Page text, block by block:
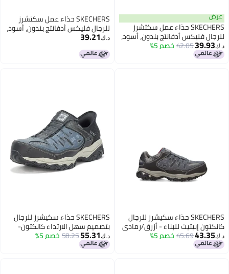
عرض
SKECHERS حذاء عمل سكتشرز
للرجال فليكس أدفانتج بندون، أسود،
11.5
د.ك‏39.93
42.05خصم 5%
SKECHERS حذاء عمل سكتشرز
للرجال فليكس أدفانتج بندون، أسود،
7
د.ك‏39.21
SKECHERS حذاء سكيشرز للرجال
كانكتون إبيتيت للبناء - أزرق/رمادي
د.ك‏43.35
45.69خصم 5%
SKECHERS حذاء سكيشرز للرجال
بتصميم سهل الارتداء كانكتون-
فيسون ST الصناعي، NVGY، 12
أزرق/رمادي
د.ك‏55.31
58.25خصم 5%